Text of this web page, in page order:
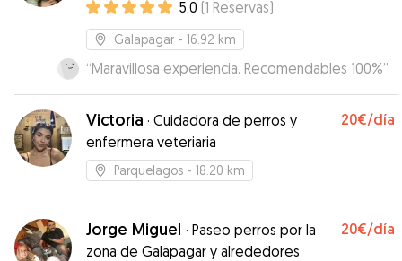
Una gran experiencia para Finn y desde luego
para nosotros.”
5.0 (1 Reservas)
Galapagar - 16.92 km
“Maravillosa experiencia. Recomendables 100%”
Victoria · Cuidadora de perros y
enfermera veteriaria
20€/día
Parquelagos - 18.20 km
Jorge Miguel · Paseo perros por la
zona de Galapagar y alrededores
20€/día